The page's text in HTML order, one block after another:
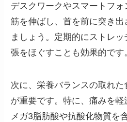
デスクワークやスマートフ
筋を伸ばし、首を前に突き出
ましょう。定期的にストレ
張をほぐすことも効果的です
次に、栄養バランスの取れた
が重要です。特に、痛みを
メガ3脂肪酸や抗酸化物質を